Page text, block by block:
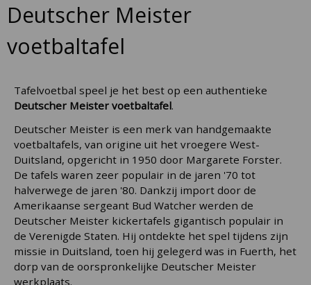
Deutscher Meister
voetbaltafel
Tafelvoetbal speel je het best op een authentieke
Deutscher Meister voetbaltafel.
Deutscher Meister is een merk van handgemaakte
voetbaltafels, van origine uit het vroegere West-
Duitsland, opgericht in 1950 door Margarete Forster.
De tafels waren zeer populair in de jaren '70 tot
halverwege de jaren '80. Dankzij import door de
Amerikaanse sergeant Bud Watcher werden de
Deutscher Meister kickertafels gigantisch populair in
de Verenigde Staten. Hij ontdekte het spel tijdens zijn
missie in Duitsland, toen hij gelegerd was in Fuerth, het
dorp van de oorspronkelijke Deutscher Meister
werkplaats.